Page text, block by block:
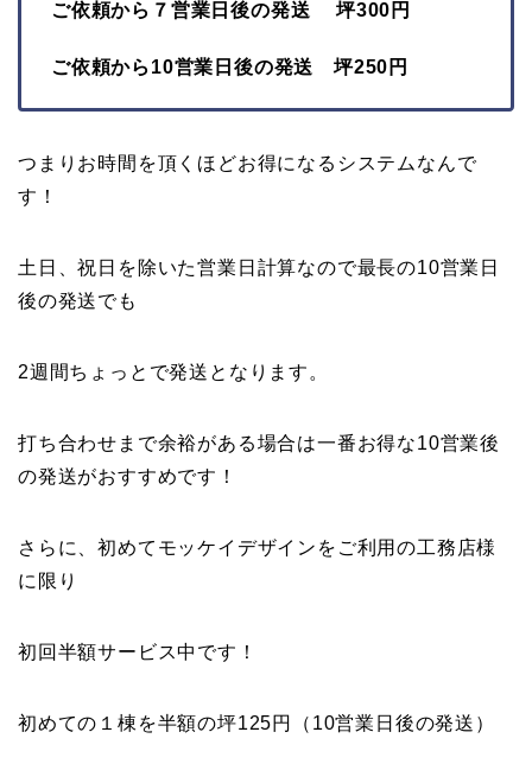
ご依頼から７営業日後の発送 坪300円
ご依頼から10営業日後の発送 坪250円
つまりお時間を頂くほどお得になるシステムなんで
す！
土日、祝日を除いた営業日計算なので最長の10営業日
後の発送でも
2週間ちょっとで発送となります。
打ち合わせまで余裕がある場合は一番お得な10営業後
の発送がおすすめです！
さらに、初めてモッケイデザインをご利用の工務店様
に限り
初回半額サービス中です！
初めての１棟を半額の坪125円（10営業日後の発送）